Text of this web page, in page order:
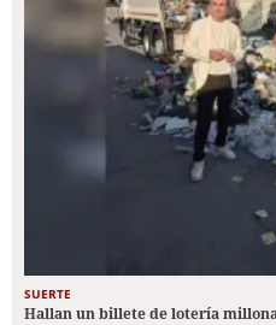
SUERTE
Hallan un billete de lotería